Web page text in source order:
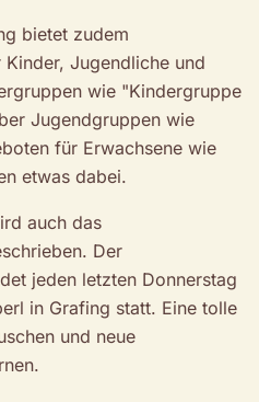
bietet zudem
Jugendliche und
wie "Kindergruppe
Jugendgruppen wie
für Erwachsene wie
etwas dabei.
auch das
Der
jeden letzten Donnerstag
in Grafing statt. Eine tolle
und neue